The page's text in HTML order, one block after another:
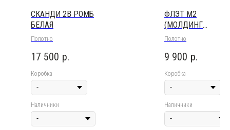
СКАНДИ 2В РОМБ
БЕЛАЯ
Полотно
17 500 р.
Коробка
Наличники
ФЛЭТ M2
(МОЛДИНГ
АЛЮМИНИЙ)
Полотно
9 900 р.
Коробка
Наличники